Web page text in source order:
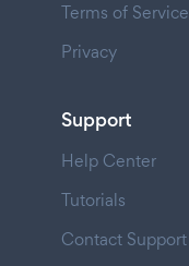
Terms of Service
Privacy
Support
Help Center
Tutorials
Contact Support